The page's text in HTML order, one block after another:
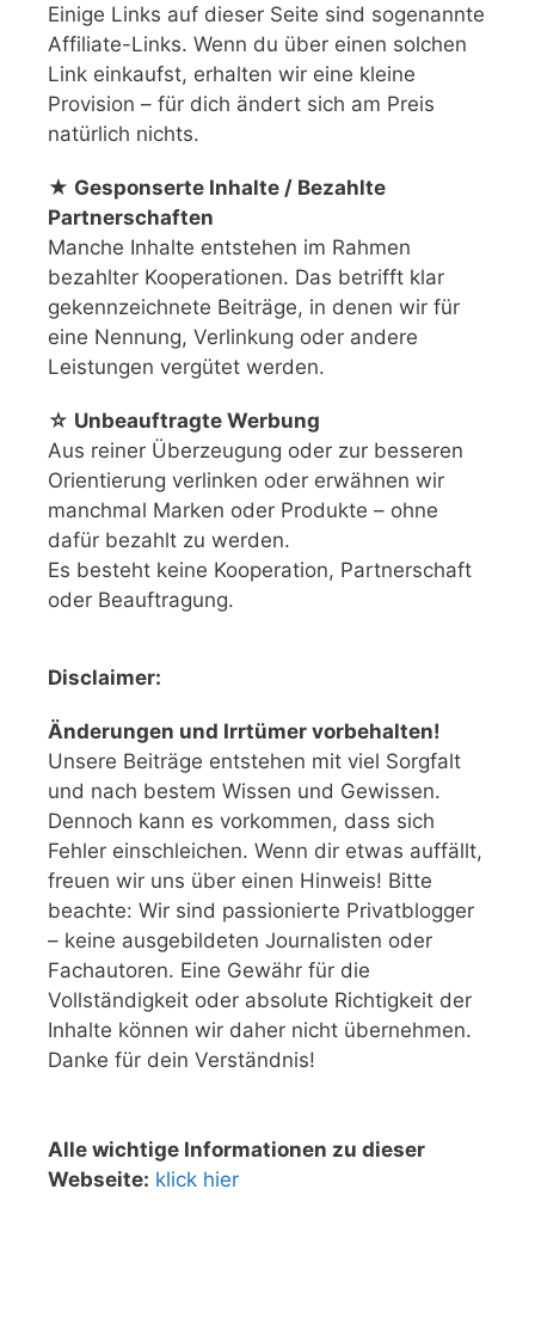
Einige Links auf dieser Seite sind sogenannte
Affiliate-Links. Wenn du über einen solchen
Link einkaufst, erhalten wir eine kleine
Provision – für dich ändert sich am Preis
natürlich nichts.
★ Gesponserte Inhalte / Bezahlte
Partnerschaften
Manche Inhalte entstehen im Rahmen
bezahlter Kooperationen. Das betrifft klar
gekennzeichnete Beiträge, in denen wir für
eine Nennung, Verlinkung oder andere
Leistungen vergütet werden.
☆ Unbeauftragte Werbung
Aus reiner Überzeugung oder zur besseren
Orientierung verlinken oder erwähnen wir
manchmal Marken oder Produkte – ohne
dafür bezahlt zu werden.
Es besteht keine Kooperation, Partnerschaft
oder Beauftragung.
Disclaimer:
Änderungen und Irrtümer vorbehalten!
Unsere Beiträge entstehen mit viel Sorgfalt
und nach bestem Wissen und Gewissen.
Dennoch kann es vorkommen, dass sich
Fehler einschleichen. Wenn dir etwas auffällt,
freuen wir uns über einen Hinweis! Bitte
beachte: Wir sind passionierte Privatblogger
– keine ausgebildeten Journalisten oder
Fachautoren. Eine Gewähr für die
Vollständigkeit oder absolute Richtigkeit der
Inhalte können wir daher nicht übernehmen.
Danke für dein Verständnis!
Alle wichtige Informationen zu dieser
Webseite: klick hier